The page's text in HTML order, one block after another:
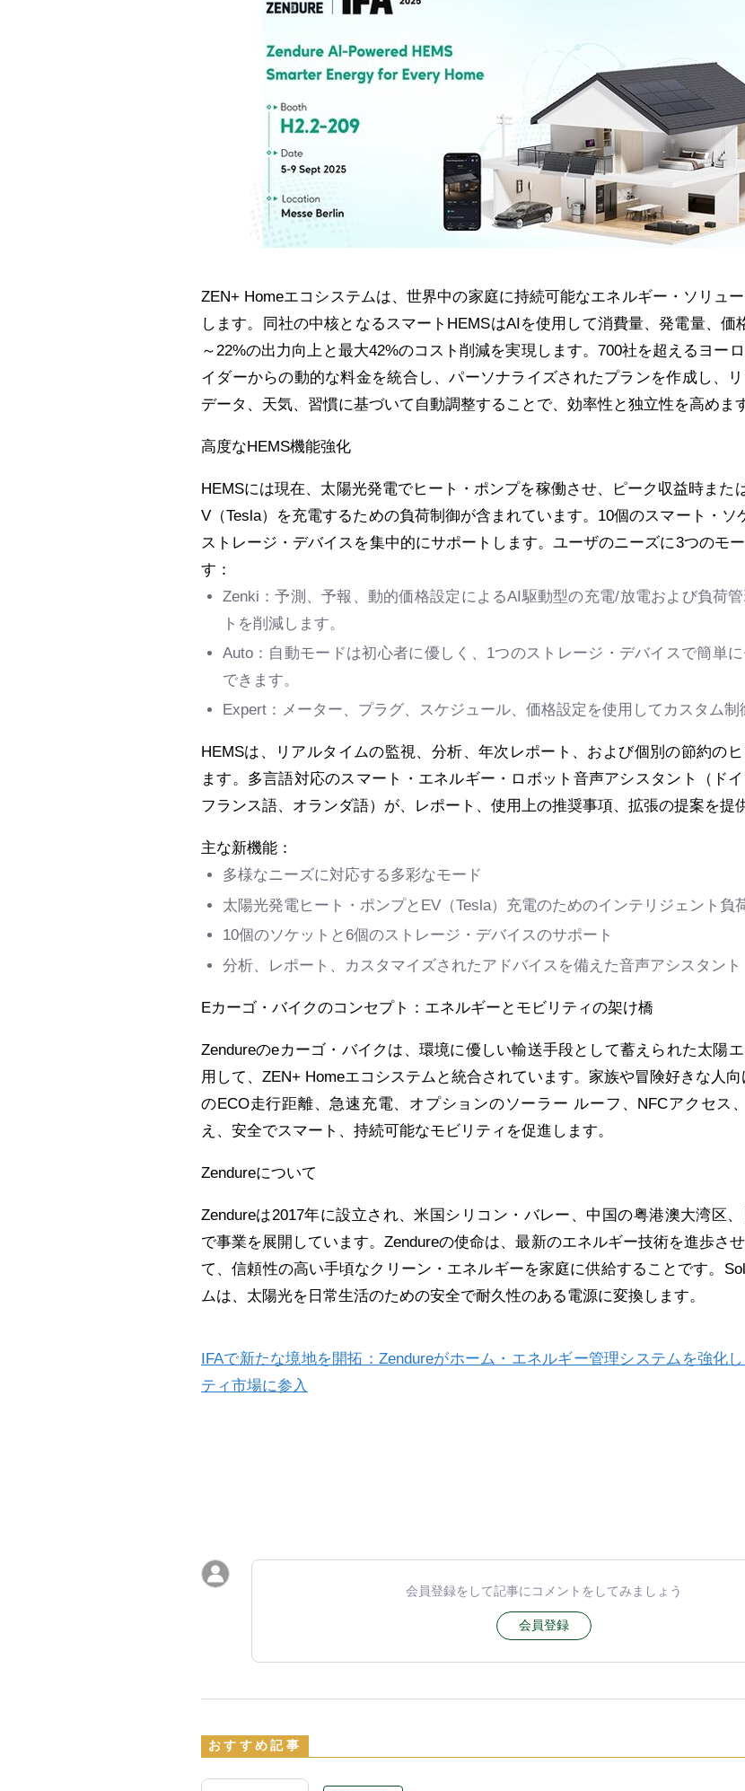
ZEN+ Homeエコシステムは、世界中の家庭に持続可能なエネルギー・ソリュ
します。同社の中核となるスマート HEMSはAIを使用して消費量、発電量、価
～ 22%の出力向上と最大42%のコスト削減を実現します。 700社を超えるヨー
イダーからの動的な料金を統合し、パーソナライズされたプランを作成し、リ
データ、天気、習慣に基づいて自動調整することで、効率性と独立性を高めま
高度なHEMS機能強化
HEMSには現在、太陽光発電でヒート・ポンプを稼働させ、ピーク収益時また
V （Tesla）を充電するための負荷制御が含まれています。 10個のスマート・ソ
ストレージ・デバイスを集中的にサポートします。ユーザのニーズに3つのモ
す：
Zenki ：予測、予報、動的価格設定によるAI駆動型の充電/放電および負荷
トを削減します。
Auto：自動モードは初心者に優しく、 1つのストレージ・デバイスで簡単
できます。
Expert：メーター、プラグ、スケジュール、価格設定を使用してカスタム制
HEMSは、リアルタイムの監視、分析、年次レポート、および個別の節約の
ます。多言語対応のスマート・エネルギー・ロボット音声アシスタント（ドイ
フランス語、オランダ語）が、レポート、使用上の推奨事項、拡張の提案を提
主な新機能：
多様なニーズに対応する多彩なモード
太陽光発電ヒート・ポンプと EV（Tesla）充電のためのインテリジェント負
10個のソケットと 6個のストレージ・デバイスのサポート
分析、レポート、カスタマイズされたアドバイスを備えた音声アシスタント
Eカーゴ・バイクのコンセプト：エネルギーとモビリティの架け橋
Zendureのeカーゴ・バイクは、環境に優しい輸送手段として蓄えられた太陽
用して、 ZEN+ Homeエコシステムと統合されています。家族や冒険好きな人向
のECO走行距離、急速充電、オプションのソーラー ルーフ、 NFCアクセス、
え、安全でスマート、持続可能なモビリティを促進します。
Zendureについて
Zendureは2017年に設立され、米国シリコン・バレー、中国の粤港澳大湾区
で事業を展開しています。Zendureの使命は、最新のエネルギー技術を進歩さ
て、信頼性の高い手頃なクリーン・エネルギーを家庭に供給することです。
ムは、太陽光を日常生活のための安全で耐久性のある電源に変換します。
IFAで新たな境地を開拓：Zendureがホーム・エネルギー管理システムを強化
ティ市場に参入
会員登録をして記事にコメントをしてみましょう
会員登録
おすすめ記事